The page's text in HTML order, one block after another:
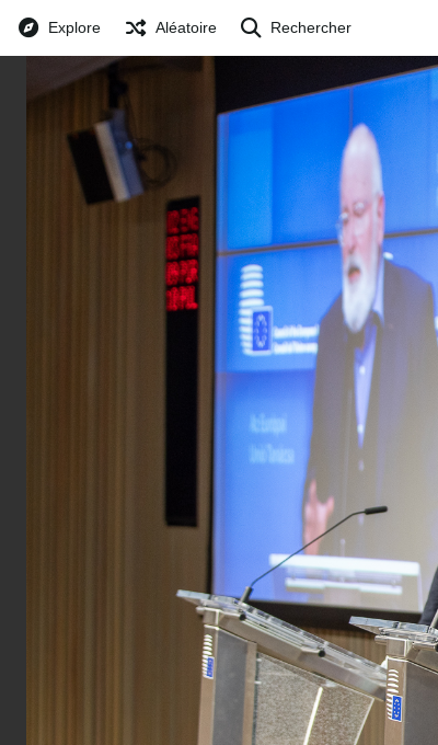
Explore Aléatoire Rechercher